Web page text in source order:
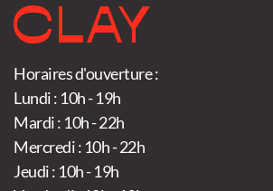
Horaires d'ouverture :
Lundi : 10h - 19h
Mardi : 10h - 22h
Mercredi : 10h - 22h
Jeudi : 10h - 19h